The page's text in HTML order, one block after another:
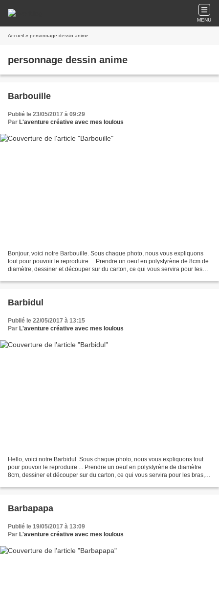
MENU
Accueil » personnage dessin anime
personnage dessin anime
Barbouille
Publié le 23/05/2017 à 09:29
Par L'aventure créative avec mes loulous
Bonjour, voici notre Barbouille. Sous chaque photo, nous vous expliquons
tout pour pouvoir le reproduire ... Prendre un oeuf en polystyrène de 8cm de
diamètre, dessiner et découper sur du carton, ce qui vous servira pour les
Barbidul
Publié le 22/05/2017 à 13:15
Par L'aventure créative avec mes loulous
Hello, voici notre Barbidul. Sous chaque photo, nous vous expliquons tout
pour pouvoir le reproduire ... Prendre un oeuf en polystyrène de diamètre
8cm, dessiner et découper sur du carton, ce qui vous servira pour les bras,
Barbapapa
Publié le 19/05/2017 à 13:09
Par L'aventure créative avec mes loulous